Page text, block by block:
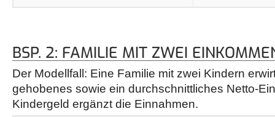
BSP. 2: FAMILIE MIT ZWEI
Der Modellfall: Eine Familie mit zwei Kindern
gehobenes sowie ein durchschnittliches Netto-
Kindergeld ergänzt die Einnahmen.